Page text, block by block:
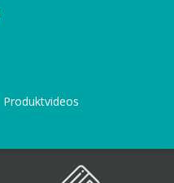
Produktvideos